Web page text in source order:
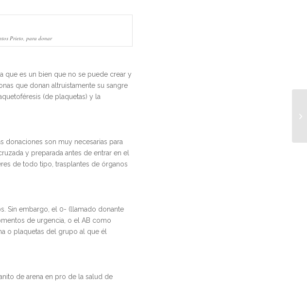
Prieto, para donar
que es un bien que no se puede crear y
que donan altruistamente su sangre
(de plaquetas) y la
donaciones son muy necesarias para
y preparada antes de entrar en el
de todo tipo, trasplantes de órganos
Sin embargo, el 0- (llamado donante
de urgencia, o el AB como
o plaquetas del grupo al que él
de arena en pro de la salud de